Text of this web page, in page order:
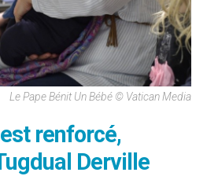
Le Pape Bénit Un Bébé © Vatican Media
renforcé,
Derville